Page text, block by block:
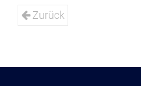
Zurück